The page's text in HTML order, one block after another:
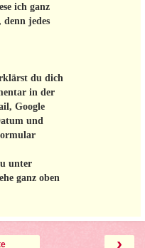
ich ganz
jedes
du dich
in der
Google
und
unter
ganz oben
›